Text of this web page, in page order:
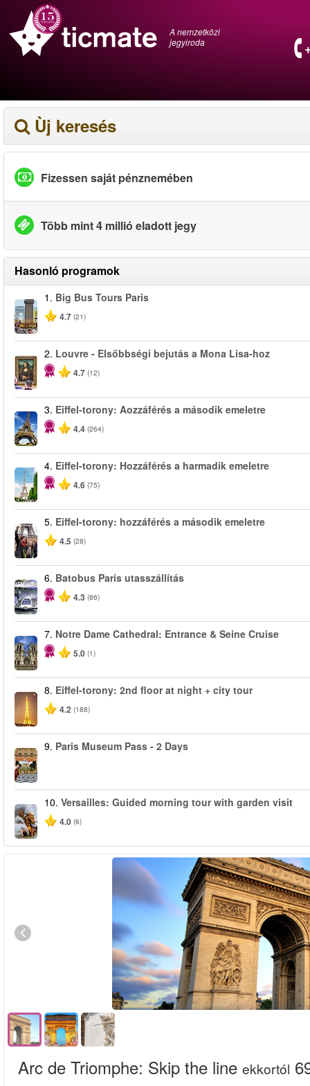
A nemzetközi
jegyiroda
Ùj keresés
Fizessen saját pénznemében
Több mint 4 millió eladott jegy
Hasonló programok
1. Big Bus Tours Paris
4.7 (21)
2. Louvre - Elsőbbségi bejutás a Mona Lisa-hoz
4.7 (12)
3. Eiffel-torony: Aozzáférés a második emeletre
4.4 (264)
4. Eiffel-torony: Hozzáférés a harmadik emeletre
4.6 (75)
5. Eiffel-torony: hozzáférés a második emeletre
4.5 (28)
6. Batobus Paris utasszállítás
4.3 (86)
7. Notre Dame Cathedral: Entrance & Seine Cruise
5.0 (1)
8. Eiffel-torony: 2nd floor at night + city tour
4.2 (188)
9. Paris Museum Pass - 2 Days
10. Versailles: Guided morning tour with garden visit
4.0 (6)
Arc de Triomphe: Skip the line ekkortól